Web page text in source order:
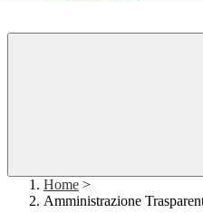
Home >
Amministrazione